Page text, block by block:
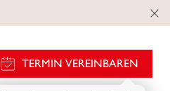
TERMIN VEREINBAREN